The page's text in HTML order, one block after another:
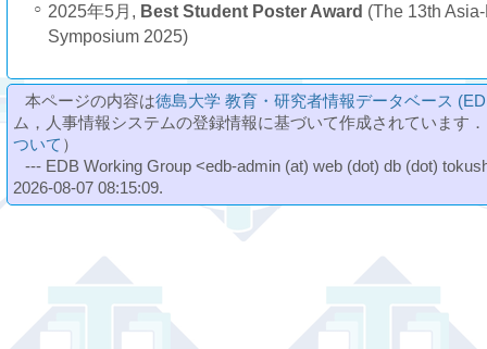
○ 2025年5月, Best Student Poster Award (The 13th
Symposium 2025)
本ページの内容は徳島大学 教育・研究者情報データベース
ム，人事情報システムの登録情報に基づいて作成されています
ついて ）
--- EDB Working Group <edb-admin (at) web (dot) db (dot)
2026-08-07 08:15:09.